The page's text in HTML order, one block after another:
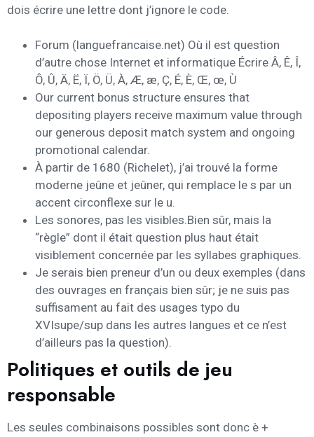
dois écrire une lettre dont j’ignore le code.
Forum (languefrancaise.net) Où il est question
d’autre chose Internet et informatique Écrire Â, Ê, Î,
Ô, Û, Ä, Ë, Ï, Ö, Ü, À, Æ, æ, Ç, É, È, Œ, œ, Ù
Our current bonus structure ensures that
depositing players receive maximum value through
our generous deposit match system and ongoing
promotional calendar.
À partir de 1680 (Richelet), j’ai trouvé la forme
moderne jeûne et jeûner, qui remplace le s par un
accent circonflexe sur le u.
Les sonores, pas les visibles.Bien sûr, mais la
“règle” dont il était question plus haut était
visiblement concernée par les syllabes graphiques.
Je serais bien preneur d’un ou deux exemples (dans
des ouvrages en français bien sûr; je ne suis pas
suffisament au fait des usages typo du
XVIsupe/sup dans les autres langues et ce n’est
d’ailleurs pas la question).
Politiques et outils de jeu
responsable
Les seules combinaisons possibles sont donc è +